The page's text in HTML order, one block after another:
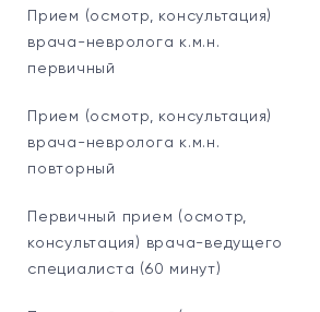
Прием (осмотр, консультация)
врача-невролога к.м.н.
первичный
Прием (осмотр, консультация)
врача-невролога к.м.н.
повторный
Первичный прием (осмотр,
консультация) врача-ведущего
специалиста (60 минут)